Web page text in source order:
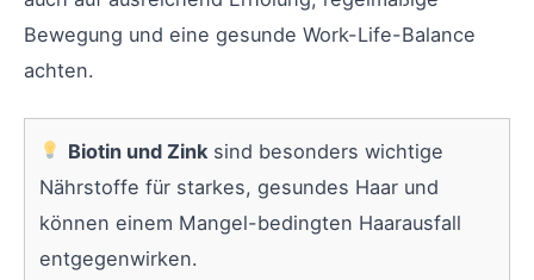
Bewegung und eine gesunde Work-Life-Balance
achten.
Biotin und Zinksind besonders wichtige
Nährstoffe für starkes, gesundes Haar und
können einem Mangel-bedingten Haarausfall
entgegenwirken.